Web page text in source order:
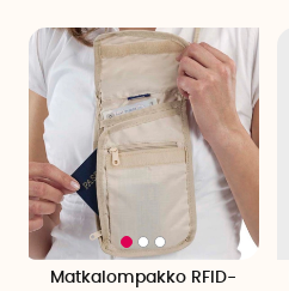
Matkalompakko RFID-